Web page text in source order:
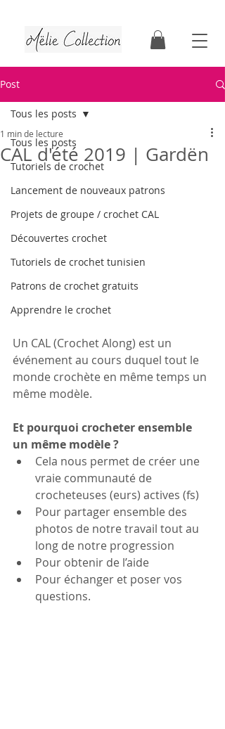
Post
Tous les posts
Tutoriels de crochet
Lancement de nouveaux patrons
Projets de groupe / crochet CAL
Découvertes crochet
Tutoriels de crochet tunisien
Patrons de crochet gratuits
Apprendre le crochet
Tous les posts
CAL d'été 2019 | Gardën
1 min de lecture
Un CAL (Crochet Along) est un
événement au cours duquel tout le
monde crochète en même temps un
même modèle.
Et pourquoi crocheter ensemble
un même modèle ?
Cela nous permet de créer une
vraie communauté de
crocheteuses (eurs) actives (fs)
Pour partager ensemble des
photos de notre travail tout au
long de notre progression
Pour obtenir de l’aide
Pour échanger et poser vos
questions.